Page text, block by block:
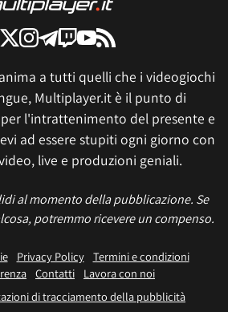
a tutti quelli che i videogiochi
Multiplayer.it è il punto di
l'intrattenimento del presente e
ad essere stupiti ogni giorno con
live e produzioni geniali.
al momento della pubblicazione. Se
potremmo ricevere un compenso.
Privacy Policy
Termini e condizioni
Contatti
Lavora con noi
di tracciamento della pubblicità